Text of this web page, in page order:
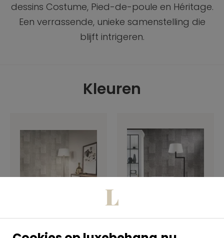
dessins Costume, Pied-de-poule en Héritage.
Een verrassende, unieke samenstelling die
blijft intrigeren.
Kleuren
Arte Flamant
Arte Flamant